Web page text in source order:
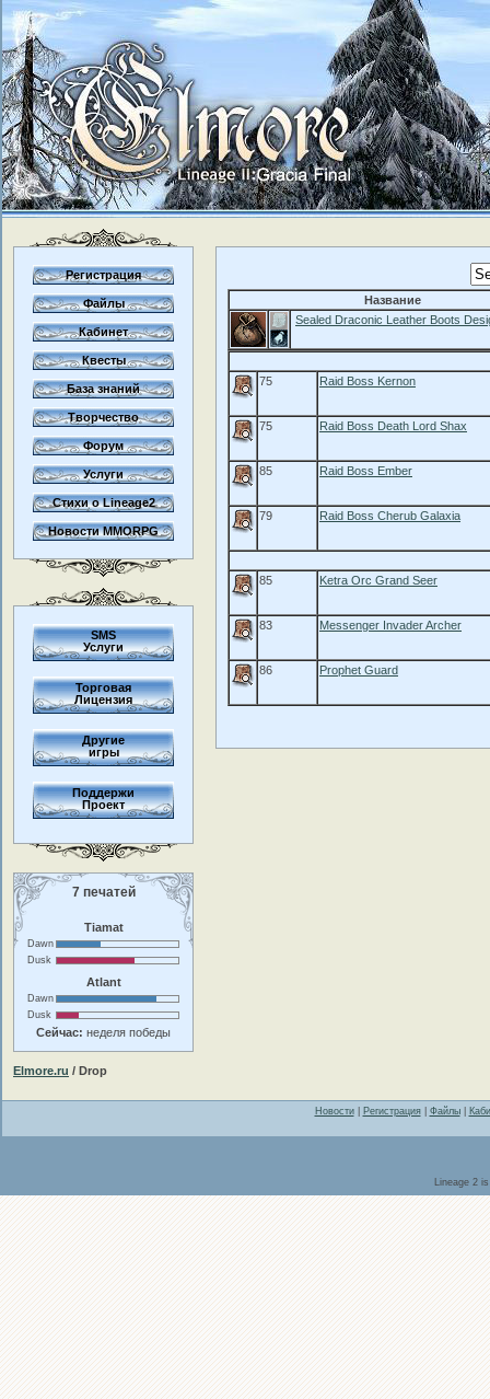
Регистрация
Файлы
Кабинет
Квесты
База знаний
Творчество
Форум
Услуги
Стихи о Lineage2
Новости MMORPG
SMS
Услуги
Торговая
Лицензия
Другие
игры
Поддержи
Проект
7 печатей
Tiamat
Dawn
Dusk
Atlant
Dawn
Dusk
Сейчас: неделя победы
Название
Sealed Draconic Leather Boots
75 Raid Boss Kernon
75 Raid Boss Death Lord Shax
85 Raid Boss Ember
79 Raid Boss Cherub Galaxia
85 Ketra Orc Grand Seer
83 Messenger Invader Archer
86 Prophet Guard
Elmore.ru / Drop
Новости| Регистрация| Файлы|
Lineage 2